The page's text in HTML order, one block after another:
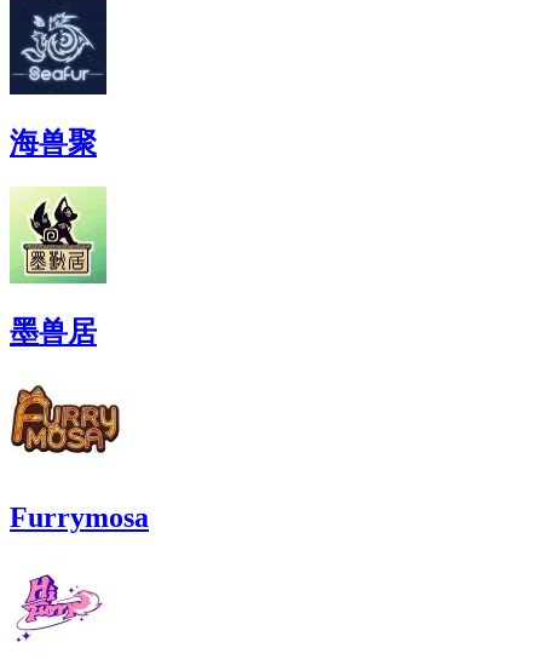
海兽聚
墨兽居
Furrymosa